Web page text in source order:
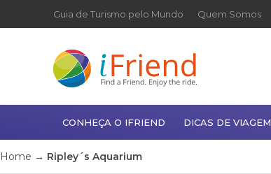
Guia de Turismo pelo Mundo Quem Somos
CONHEÇA O IFRIEND DICAS DE VIAGEM
Home → Ripley´s Aquarium